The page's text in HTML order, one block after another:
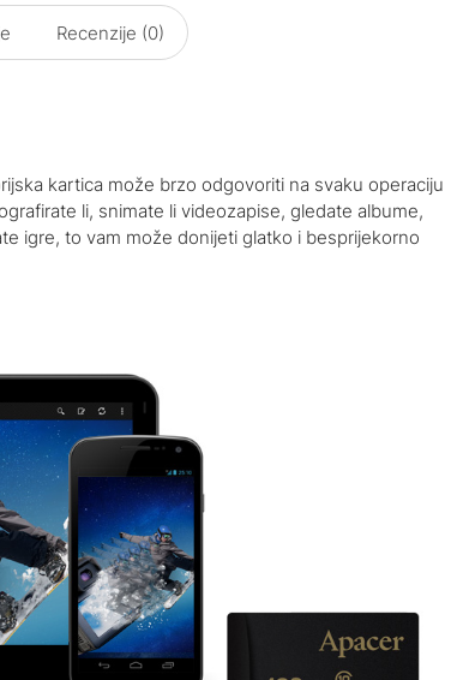
Recenzije (0)
kartica može brzo odgovoriti na svaku operaciju
li, snimate li videozapise, gledate albume,
igre, to vam može donijeti glatko i besprijekorno